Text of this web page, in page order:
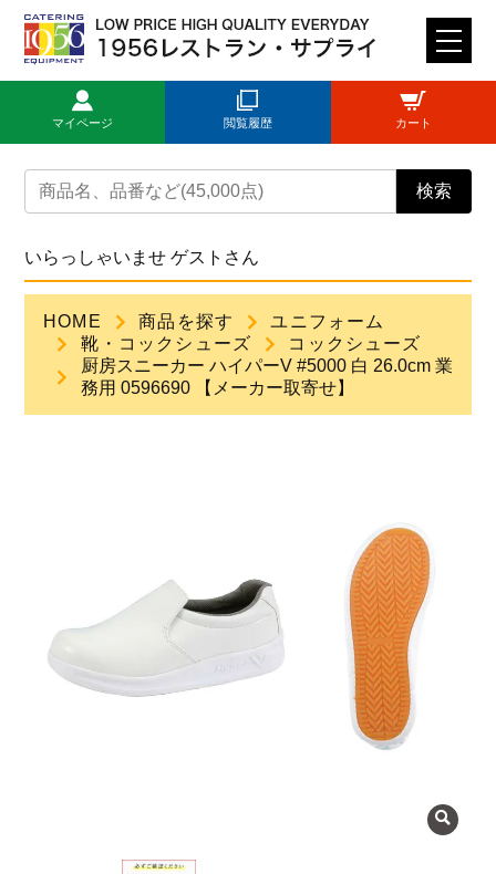
M
E
U
検索
マイページ 閲覧履歴 カート
トップページ
新規登録
商品一覧
会社概要
OEMについて
いらっしゃいませ ゲストさん
HOME 商品を探す
ユニフォーム
靴・コックシューズ
コックシューズ
厨房スニーカー ハイパーV #5000 白 26.0cm 業
務用 0596690 【メーカー取寄せ】